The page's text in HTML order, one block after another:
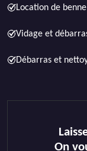
Location de
Vidage et
Débarras et
On